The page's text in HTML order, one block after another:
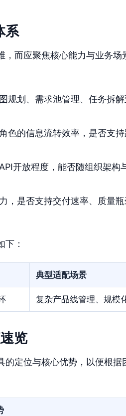
系
而应聚焦核心能力与业务场
规划、需求池管理、任务拆
色的信息流转效率，是否支
开放程度，能否随组织架构
，是否支持交付速率、质量
：
典型适配场景
复杂产品线管理、规模
览
定位与核心优势，以便根据